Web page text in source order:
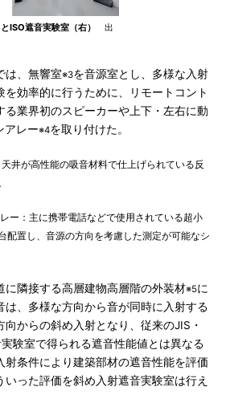
ISO遮音実験室（右）
出
は、無響室※3を音源室とし、多様な入射
効率的に行うために、リモートコント
る業界初のスピーカーや上下・左右に動
アレー※4を取り付けた。
井が高性能の吸音材料で仕上げられている反
ー：主に携帯電話などで使用されている超小
配置し、音源の方向を考慮した測定が可能なシ
隣接する高層建物高層階の外装材※5に
は、多様な方向から音が同時に入射する
からの斜め入射となり、従来のJIS・
験室で得られる遮音性能値とは異なる
射条件により建築部材の遮音性能を評価
った評価を斜め入射遮音実験室は行え